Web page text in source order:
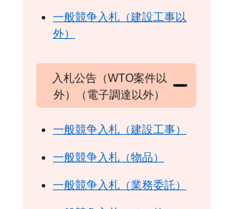
一般競争入札（建設工事以
外）
入札公告（WTO案件以
外）（電子調達以外）
一般競争入札（建設工事）
一般競争入札（物品）
一般競争入札（業務委託）